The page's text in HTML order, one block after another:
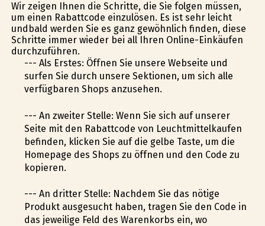
Wir zeigen Ihnen die Schritte, die Sie folgen müssen,
um einen Rabattcode einzulösen. Es ist sehr leicht
undbald werden Sie es ganz gewöhnlich finden, diese
Schritte immer wieder bei all Ihren Online-Einkäufen
durchzuführen.
--- Als Erstes: Öffnen Sie unsere Webseite und
surfen Sie durch unsere Sektionen, um sich alle
verfügbaren Shops anzusehen.
--- An zweiter Stelle: Wenn Sie sich auf unserer
Seite mit den Rabattcode von Leuchtmittelkaufen
befinden, klicken Sie auf die gelbe Taste, um die
Homepage des Shops zu öffnen und den Code zu
kopieren.
--- An dritter Stelle: Nachdem Sie das nötige
Produkt ausgesucht haben, tragen Sie den Code in
das jeweilige Feld des Warenkorbs ein, wo